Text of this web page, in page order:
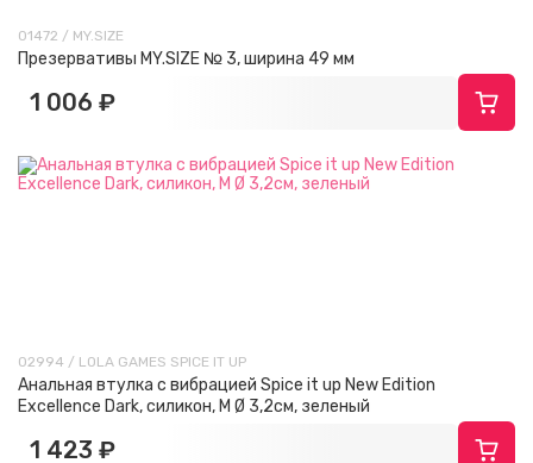
01472 / MY.SIZE
Презервативы MY.SIZE № 3, ширина 49 мм
1 006 ₽
02994 / LOLA GAMES SPICE IT UP
Анальная втулка с вибрацией Spice it up New Edition
Excellence Dark, силикон, М Ø 3,2см, зеленый
1 423 ₽